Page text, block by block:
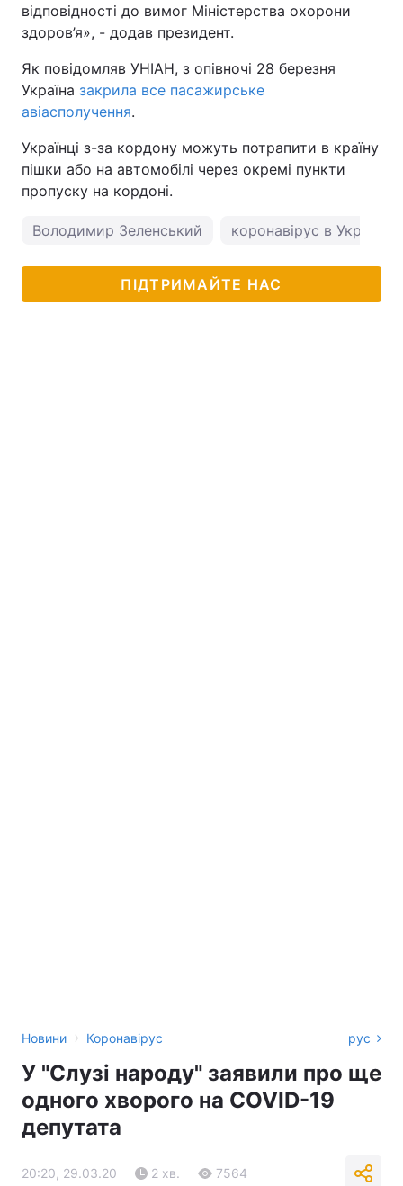
відповідності до вимог Міністерства охорони
здоров’я», - додав президент.
Як повідомляв УНІАН, з опівночі 28 березня
Україна закрила все пасажирське
авіасполучення.
Українці з-за кордону можуть потрапити в країну
пішки або на автомобілі через окремі пункти
пропуску на кордоні.
Володимир Зеленський коронавірус в Україні
ПІДТРИМАЙТЕ НАС
Новини › Коронавірус рус
У "Слузі народу" заявили про ще
одного хворого на COVID-19
депутата
20:20, 29.03.20 2 хв. 7564